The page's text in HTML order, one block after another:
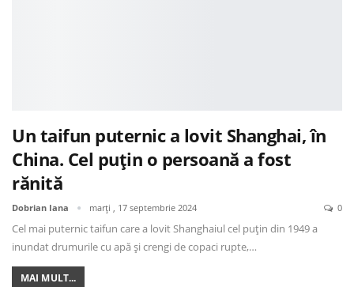
Un taifun puternic a lovit Shanghai, în
China. Cel puțin o persoană a fost
rănită
Dobrian Iana marți , 17 septembrie 2024 0
Cel mai puternic taifun care a lovit Shanghaiul cel puțin din 1949 a
inundat drumurile cu apă și crengi de copaci rupte,…
MAI MULT...